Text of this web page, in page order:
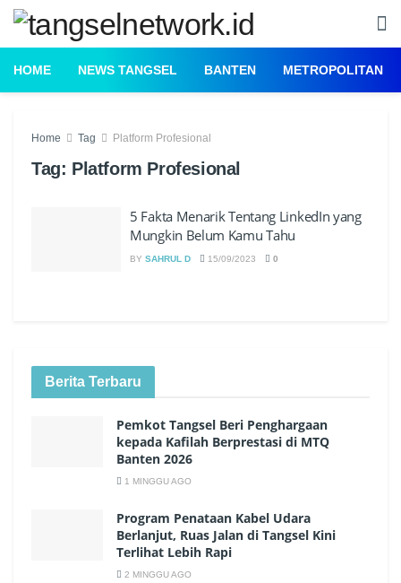
HOME NEWS TANGSEL BANTEN METROPOLITAN
Home Tag Platform Profesional
Tag: Platform Profesional
5 Fakta Menarik Tentang LinkedIn yang
Mungkin Belum Kamu Tahu
BY SAHRUL D 15/09/2023 0
Berita Terbaru
Pemkot Tangsel Beri Penghargaan
kepada Kafilah Berprestasi di MTQ
Banten 2026
1 MINGGU AGO
Program Penataan Kabel Udara
Berlanjut, Ruas Jalan di Tangsel Kini
Terlihat Lebih Rapi
2 MINGGU AGO